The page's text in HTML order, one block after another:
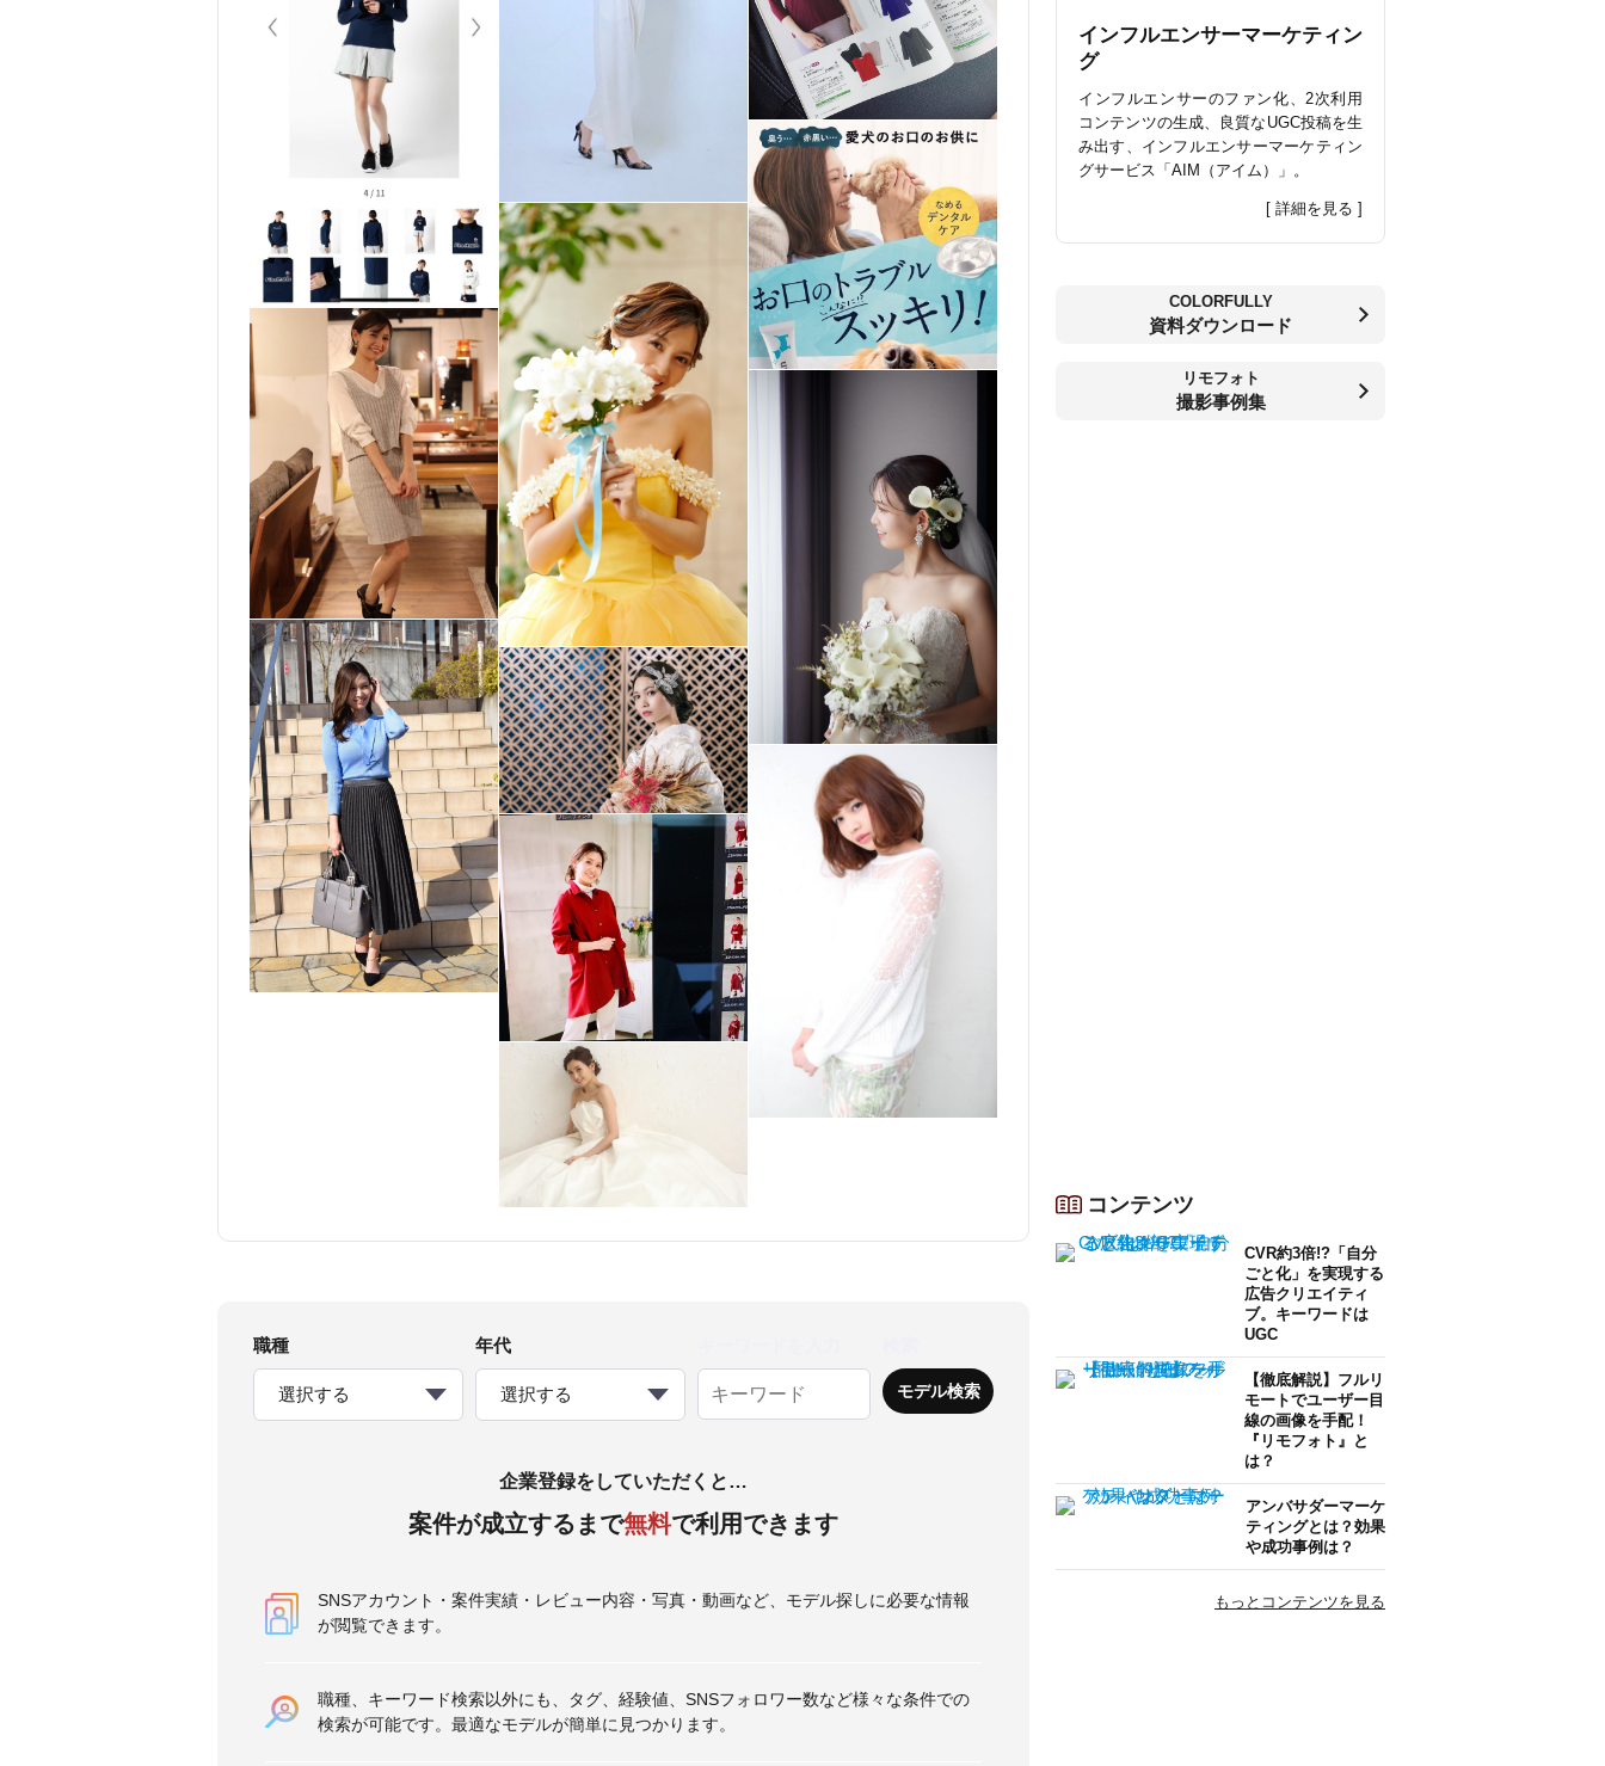
職種
選択する
年代
選択する
企業登録をしていただくと…
案件が成立するまで無料で利用できます
SNSアカウント・案件実績・レビュー内容・写真・動画など、モデル探しに必要な情報
が閲覧できます。
職種、キーワード検索以外にも、タグ、経験値、SNSフォロワー数など様々な条件での
検索が可能です。最適なモデルが簡単に見つかります。
インフルエンサーマーケティン
グ
インフルエンサーのファン化、2次利用
コンテンツの生成、良質なUGC投稿を生
み出す、インフルエンサーマーケティン
グサービス「AIM（アイム）」。
[ 詳細を見る ]
COLORFULLY
資料ダウンロード
リモフォト
撮影事例集
コンテンツ
CVR約3倍!?「自分
ごと化」を実現する
広告クリエイティ
ブ。キーワードは
UGC
【徹底解説】フルリ
モートでユーザー目
線の画像を手配！
『リモフォト』と
は？
アンバサダーマーケ
ティングとは？効果
や成功事例は？
もっとコンテンツを見る